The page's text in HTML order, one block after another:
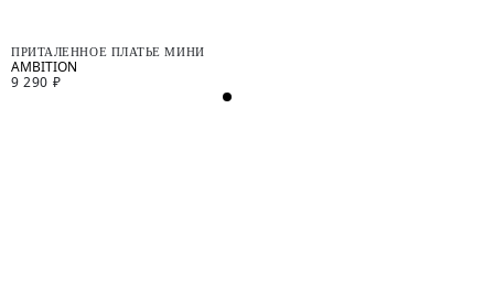
ПРИТАЛЕННОЕ ПЛАТЬЕ МИНИ
9 290 ₽